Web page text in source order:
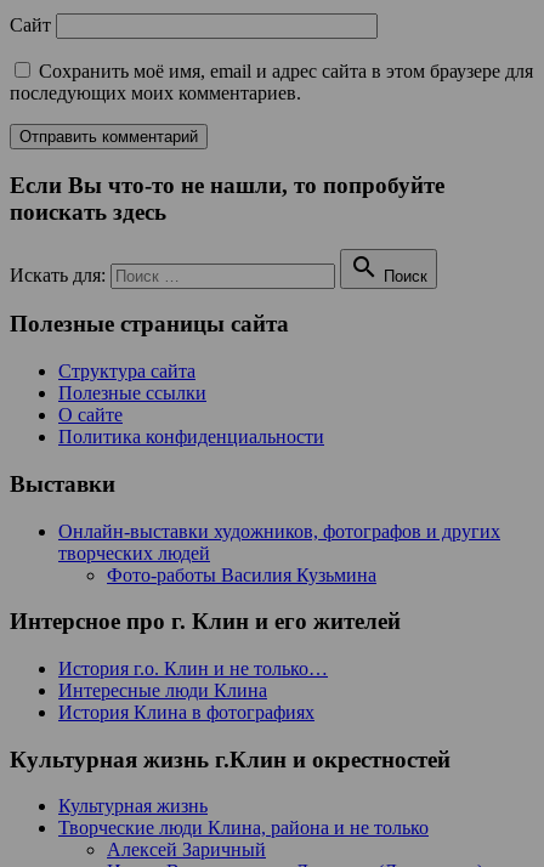
Сайт
Сохранить моё имя, email и адрес сайта в этом браузере для
последующих моих комментариев.
Если Вы что-то не нашли, то попробуйте
поискать здесь
Искать для:  Поиск
Полезные страницы сайта
Структура сайта
Полезные ссылки
О сайте
Политика конфиденциальности
Выставки
Онлайн-выставки художников, фотографов и других
творческих людей
Фото-работы Василия Кузьмина
Интерсное про г. Клин и его жителей
История г.о. Клин и не только…
Интересные люди Клина
История Клина в фотографиях
Культурная жизнь г.Клин и окрестностей
Культурная жизнь
Творческие люди Клина, района и не только
Алексей Заричный